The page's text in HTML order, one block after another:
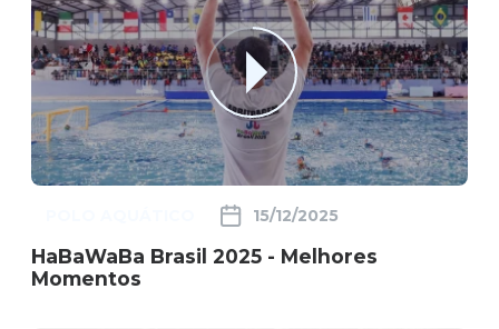
15/12/2025
HaBaWaBa Brasil 2025 - Melhores
Momentos